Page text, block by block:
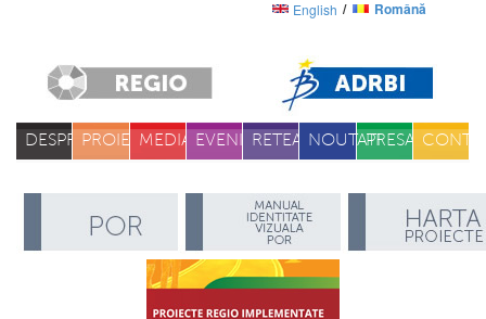
English Română
DESPREPROIECTEMEDIA EVENIMENTE
RETEA NOUTATIPRESA